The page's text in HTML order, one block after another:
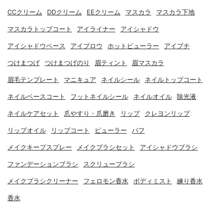
CCクリーム DDクリーム EEクリーム マスカラ マスカラ下地
マスカラトップコート アイライナー アイシャドウ
アイシャドウベース アイブロウ ホットビューラー アイプチ
つけまつげ つけまつげのり 眉ティント 眉マスカラ
眉毛テンプレート マニキュア ネイルシール ネイルトップコート
ネイルベースコート フットネイルシール ネイルオイル 除光液
ネイルケアセット 爪やすり・爪磨き リップ クレヨンリップ
リップオイル リップコート ビューラー パフ
メイクキープスプレー メイクブラシセット アイシャドウブラシ
ファンデーションブラシ スクリューブラシ
メイクブラシクリーナー フェロモン香水 ボディミスト 練り香水
香水